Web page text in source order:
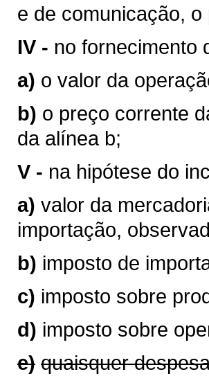
e de comunicação,
IV - no fornecimento
a) o valor da
b) o preço corrente
da alínea b;
V - na hipótese do
a) valor da
importação,
b) imposto de
c) imposto sobre
d) imposto sobre
e) quaisquer